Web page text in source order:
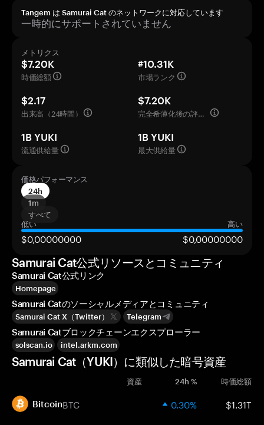
Tangem は Samurai Cat のネットワークに対応しています
一時的にサポートされていません
メトリクス
$7.20K
時価総額
#10.31K
市場ランク
$2.17
出来高（24時間）
$7.20K
完全希薄化後の評価額
1B YUKI
流通供給量
1B YUKI
最大供給量
価格パフォーマンス
24h
1m
すべて
低い
高い
$0,00000000
$0,00000000
Samurai Cat公式リソースとコミュニティ
Samurai Cat公式リンク
Homepage
Samurai Catのソーシャルメディアとコミュニティ
Samurai Cat X（Twitter） Telegram
Samurai Catブロックチェーンエクスプローラー
solscan.io intel.arkm.com
Samurai Cat（YUKI）に類似した暗号資産
資産 24h % 時価総額
BitcoinBTC 0.30% $1.31T